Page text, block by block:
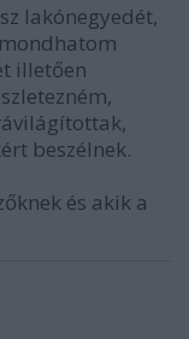
lakónegyedét,
illetően
beszélnek.
és akik a